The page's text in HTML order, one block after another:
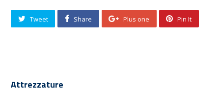
Tweet Share Plus one Pin It
Attrezzature